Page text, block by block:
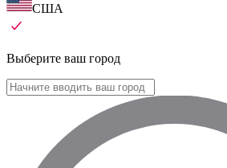
США
Выберите ваш город